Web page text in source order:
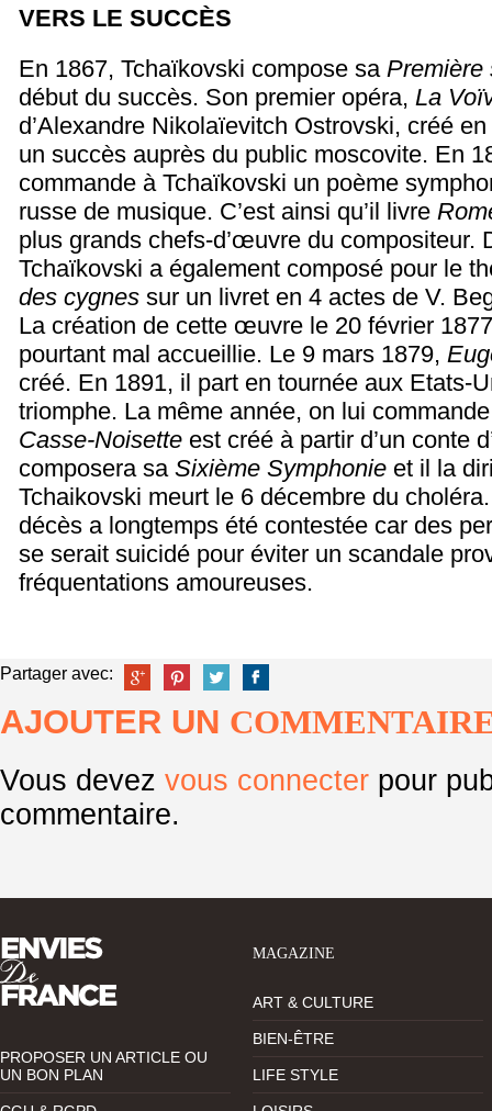
VERS LE SUCCÈS
En 1867, Tchaïkovski compose sa Première
début du succès. Son premier opéra, La
d’Alexandre Nikolaïevitch Ostrovski, créé
un succès auprès du public moscovite. En
commande à Tchaïkovski un poème
russe de musique. C’est ainsi qu’il livre
plus grands chefs-d’œuvre du compositeur.
Tchaïkovski a également composé pour le
des cygnes sur un livret en 4 actes de V.
La création de cette œuvre le 20 février
pourtant mal accueillie. Le 9 mars 1879,
créé. En 1891, il part en tournée aux Etats-
triomphe. La même année, on lui
Casse-Noisette est créé à partir d’un conte
composera sa Sixième Symphonie et il la
Tchaikovski meurt le 6 décembre du
décès a longtemps été contestée car des
se serait suicidé pour éviter un scandale
fréquentations amoureuses.
Partager avec:
AJOUTER UN
Vous devez vous connecter pour
commentaire.
PROPOSER UN ARTICLE OU
UN BON PLAN
MAGAZINE
ART & CULTURE
BIEN-ÊTRE
LIFE STYLE